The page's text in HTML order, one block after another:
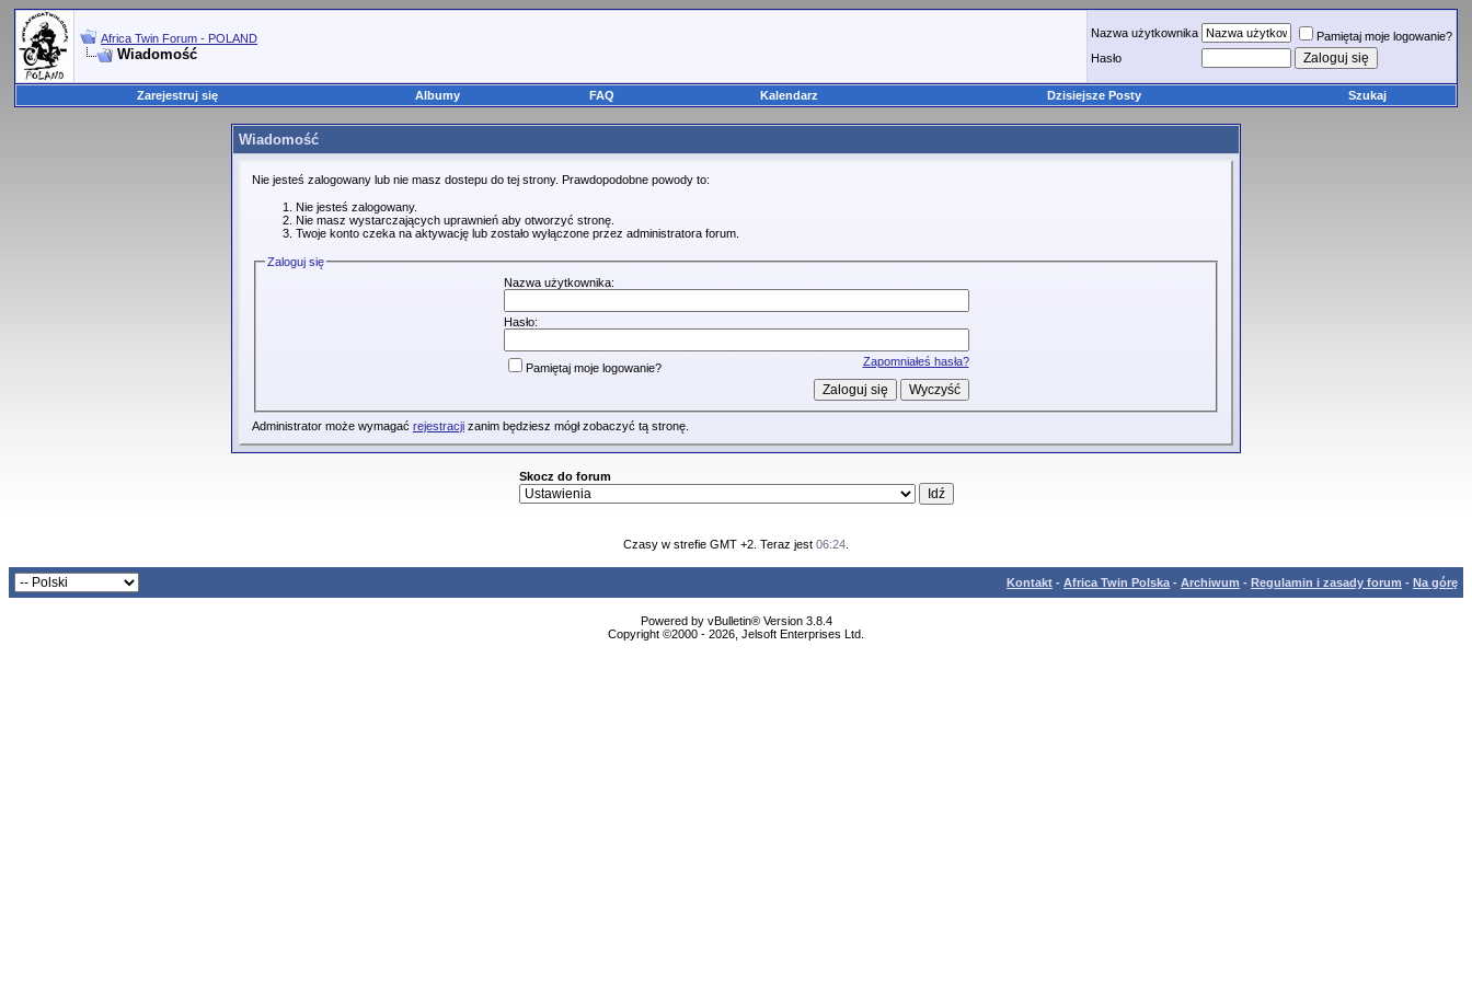
Africa Twin Forum - POLAND
Wiadomość
Nazwa użytkownika
Pamiętaj moje logowanie?
Hasło
Zarejestruj się Albumy FAQ Kalendarz Dzisiejsze Posty Szukaj
Wiadomość
Nie jesteś zalogowany lub nie masz dostepu do tej strony. Prawdopodobne powody to:
Nie jesteś zalogowany.
Nie masz wystarczających uprawnień aby otworzyć stronę.
Twoje konto czeka na aktywację lub zostało wyłączone przez administratora forum.
Zaloguj się
Nazwa użytkownika:
Hasło:
Zapomniałeś hasła?
Pamiętaj moje logowanie?
Administrator może wymagać rejestracji zanim będziesz mógł zobaczyć tą stronę.
Skocz do forum
Czasy w strefie GMT +2. Teraz jest 06:24
Kontakt - Africa Twin Polska - Archiwum - Regulamin i zasady forum - Na górę
Powered by vBulletin® Version 3.8.4
Copyright ©2000 - 2026, Jelsoft Enterprises Ltd.